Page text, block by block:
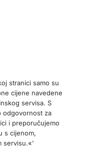
stranici samo su
cijene navedene
servisa. S
odgovornost za
i preporučujemo
s cijenom,
servisu.«'